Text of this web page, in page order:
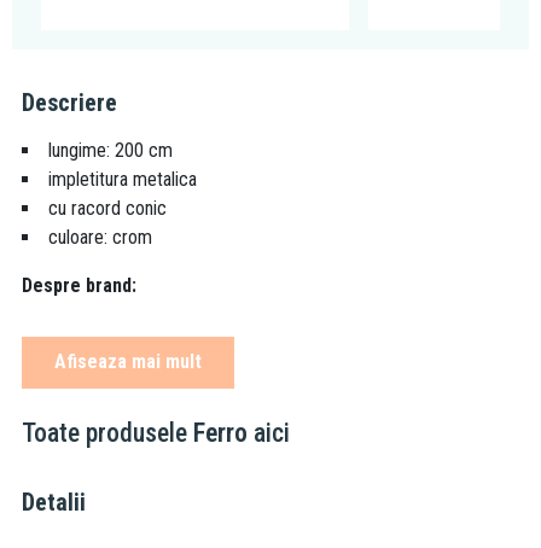
Descriere
lungime: 200 cm
impletitura metalica
cu racord conic
culoare: crom
Despre brand:
Ferro este una dintre cele mai puternice companii producatoare
de accesorii tehnico-sanitare, armaturi si sisteme de incalzire din
sud-estul Europei. Fiind prezenta pe piata de mai bine de 20 de
ani, grupul Ferro isi asigura locul prin faptul ca produsele lor
vizeaza o calitate excelenta, la preturi accesibile tuturor.
Afiseaza mai mult
Toate produsele Ferro aici
Detalii